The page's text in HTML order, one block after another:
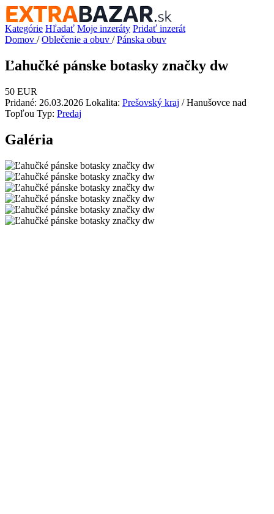
Kategórie Hľadať Moje inzeráty Pridať inzerát
Domov / Oblečenie a obuv / Pánska obuv
Ľahučké pánske botasky značky dw
50 EUR
Pridané: 26.03.2026 Lokalita: Prešovský kraj / Hanušovce nad
Topľou Typ: Predaj
Galéria